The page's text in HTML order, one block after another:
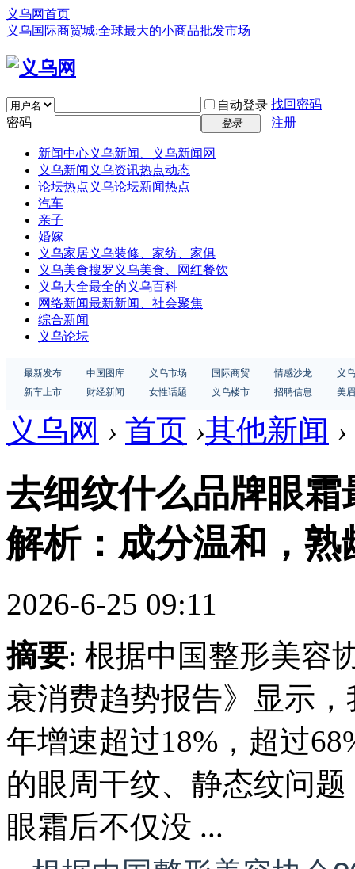
义乌网首页
义乌国际商贸城:全球最大的小商品批发市场
自动登录 找回密码
密码
登录 注册
新闻中心义乌新闻、义乌新闻网
义乌新闻 义乌资讯热点动态
论坛热点 义乌论坛新闻热点
汽车
亲子
婚嫁
义乌家居义乌装修、家纺、家俱
义乌美食搜罗义乌美食、网红餐饮
义乌大全最全的义乌百科
网络新闻最新新闻、社会聚焦
综合新闻
义乌论坛
最新发布 中国图库 义乌市场 国际商贸 情感沙龙
义
新车上市
财经新闻 女性话题 义乌楼市 招聘信息 美
义乌网 › 首页 ›其他新闻 ›
去细纹什么品牌眼霜
解析：成分温和，熟
2026-6-25 09:11
摘要: 根据中国整形美容
衰消费趋势报告》显示
年增速超过18%，超过
的眼周干纹、静态纹问
眼霜后不仅没 ...